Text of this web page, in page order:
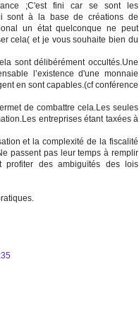
;C'est fini car se sont les
sont à la base de créations de
un état quelconque ne peut
cela( et je vous souhaite bien du
sont délibérément occultés.Une
l’existence d'une monnaie
en sont capables.(cf conférence
de combattre cela.Les seules
entreprises étant taxées à
et la complexité de la fiscalité
passent pas leur temps à remplir
profiter des ambiguïtés des lois